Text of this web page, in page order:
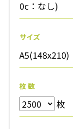
0c：なし)
サイズ
A5(148x210)
枚 数
枚